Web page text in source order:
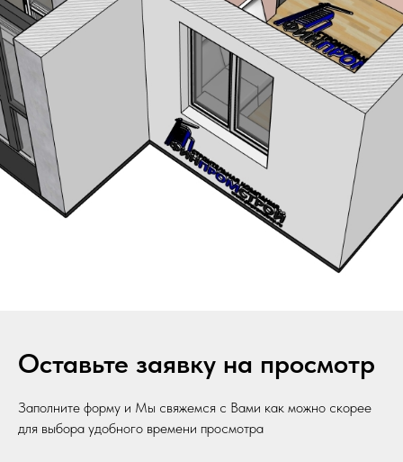
Оставьте заявку на просмотр
Заполните форму и Мы свяжемся с Вами как можно скорее
для выбора удобного времени просмотра